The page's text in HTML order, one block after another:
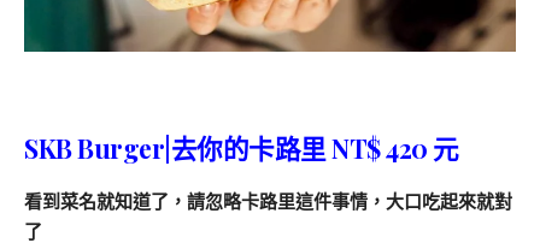
SKB Burger| 去你的卡路里 NT$ 420 元
看到菜名就知道了，請忽略卡路里這件事情，大口吃起來就對
了